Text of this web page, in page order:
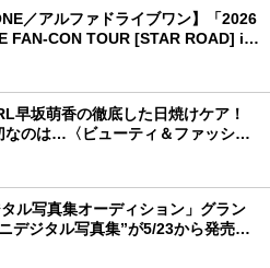
／アルファドライブワン】「2026
FAN-CON TOUR [STAR ROAD] in
詳細レポ【前編】
早坂萌香の徹底した日焼けケア！
なのは…〈ビューティ＆ファッショ
ル写真集オーディション」グラン
デジタル写真集”が5/23から発売！
あふれる18冊